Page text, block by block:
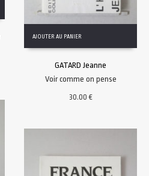
AJOUTER AU PANIER
GATARD Jeanne
Voir comme on pense
30.00€